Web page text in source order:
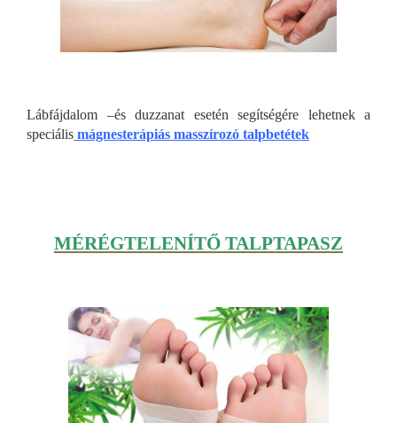
Lábfájdalom –és duzzanat esetén segítségére lehetnek a
speciális mágnesterápiás masszírozó talpbetétek
MÉRÉGTELENÍTŐ TALPTAPASZ